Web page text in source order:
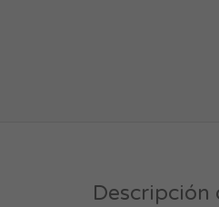
Descripción